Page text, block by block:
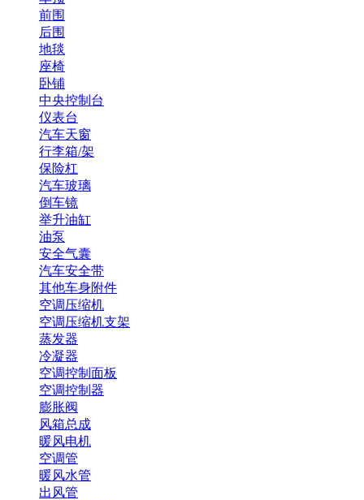
前围
后围
地毯
座椅
卧铺
中央控制台
仪表台
汽车天窗
行李箱/架
保险杠
汽车玻璃
倒车镜
举升油缸
油泵
安全气囊
汽车安全带
其他车身附件
空调压缩机
空调压缩机支架
蒸发器
冷凝器
空调控制面板
空调控制器
膨胀阀
风箱总成
暖风电机
空调管
暖风水管
出风管